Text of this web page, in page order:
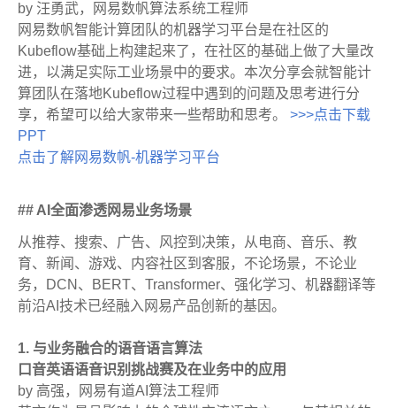
by 汪勇武，网易数帆算法系统工程师
网易数帆智能计算团队的机器学习平台是在社区的
Kubeflow基础上构建起来了，在社区的基础上做了大量改
进，以满足实际工业场景中的要求。本次分享会就智能计
算团队在落地Kubeflow过程中遇到的问题及思考进行分
享，希望可以给大家带来一些帮助和思考。 >>>点击下载
PPT
点击了解网易数帆-机器学习平台
## AI全面渗透网易业务场景
从推荐、搜索、广告、风控到决策，从电商、音乐、教
育、新闻、游戏、内容社区到客服，不论场景，不论业
务，DCN、BERT、Transformer、强化学习、机器翻译等
前沿AI技术已经融入网易产品创新的基因。
1. 与业务融合的语音语言算法
口音英语语音识别挑战赛及在业务中的应用
by 高强，网易有道AI算法工程师